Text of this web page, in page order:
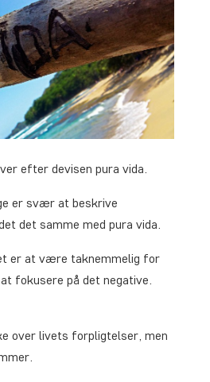
efter devisen pura vida
er svær at beskrive
det samme med pura vida.
er at være taknemmelig for
fokusere på det negative.
over livets forpligtelser, men